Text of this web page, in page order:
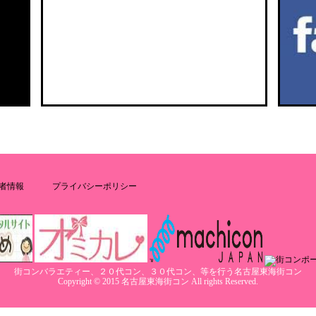
情報 プライバシーポリシー
街コンバラエティー、２０代コン、３０代コン、等を行う名古屋東海街コン
Copyright © 2015 名古屋東海街コン All rights Reserved.